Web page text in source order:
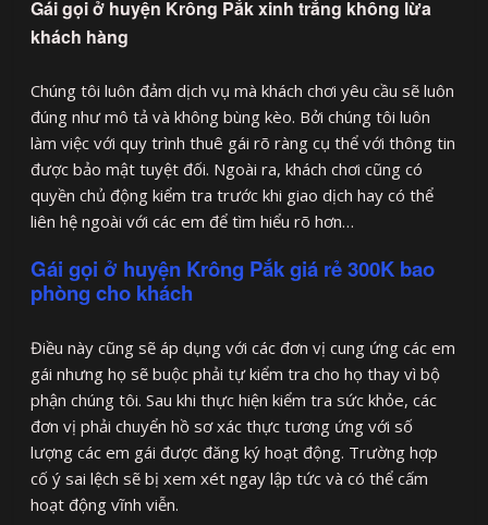
Gái gọi ở huyện Krông Pắk xinh trắng không lừa
khách hàng
Chúng tôi luôn đảm dịch vụ mà khách chơi yêu cầu sẽ luôn
đúng như mô tả và không bùng kèo. Bởi chúng tôi luôn
làm việc với quy trình thuê gái rõ ràng cụ thể với thông tin
được bảo mật tuyệt đối. Ngoài ra, khách chơi cũng có
quyền chủ động kiểm tra trước khi giao dịch hay có thể
liên hệ ngoài với các em để tìm hiểu rõ hơn…
Gái gọi ở huyện Krông Pắk giá rẻ 300K bao
phòng cho khách
Điều này cũng sẽ áp dụng với các đơn vị cung ứng các em
gái nhưng họ sẽ buộc phải tự kiểm tra cho họ thay vì bộ
phận chúng tôi. Sau khi thực hiện kiểm tra sức khỏe, các
đơn vị phải chuyển hồ sơ xác thực tương ứng với số
lượng các em gái được đăng ký hoạt động. Trường hợp
cố ý sai lệch sẽ bị xem xét ngay lập tức và có thể cấm
hoạt động vĩnh viễn.